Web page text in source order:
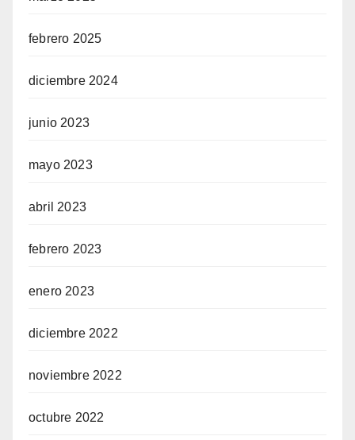
febrero 2025
diciembre 2024
junio 2023
mayo 2023
abril 2023
febrero 2023
enero 2023
diciembre 2022
noviembre 2022
octubre 2022